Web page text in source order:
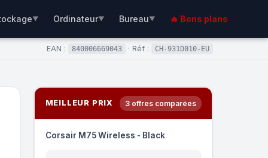
▼ Ordinateur▼ Bureau▼ 🔥 Bons plans
EAN : 840006669043 · Réf : CH-931D010-EU
MEILLEUR PRIX 3 offres comparées
Corsair M75 Wireless - Black